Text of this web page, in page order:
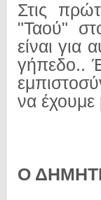
Στις
"Ταού"
είναι
γήπεδο..
να έχουμε
Ο